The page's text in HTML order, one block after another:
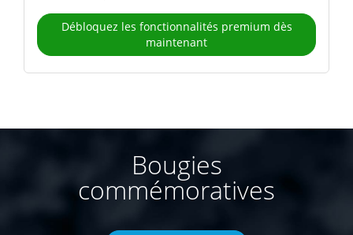
Débloquez les fonctionnalités premium dès
maintenant
Bougies
commémoratives